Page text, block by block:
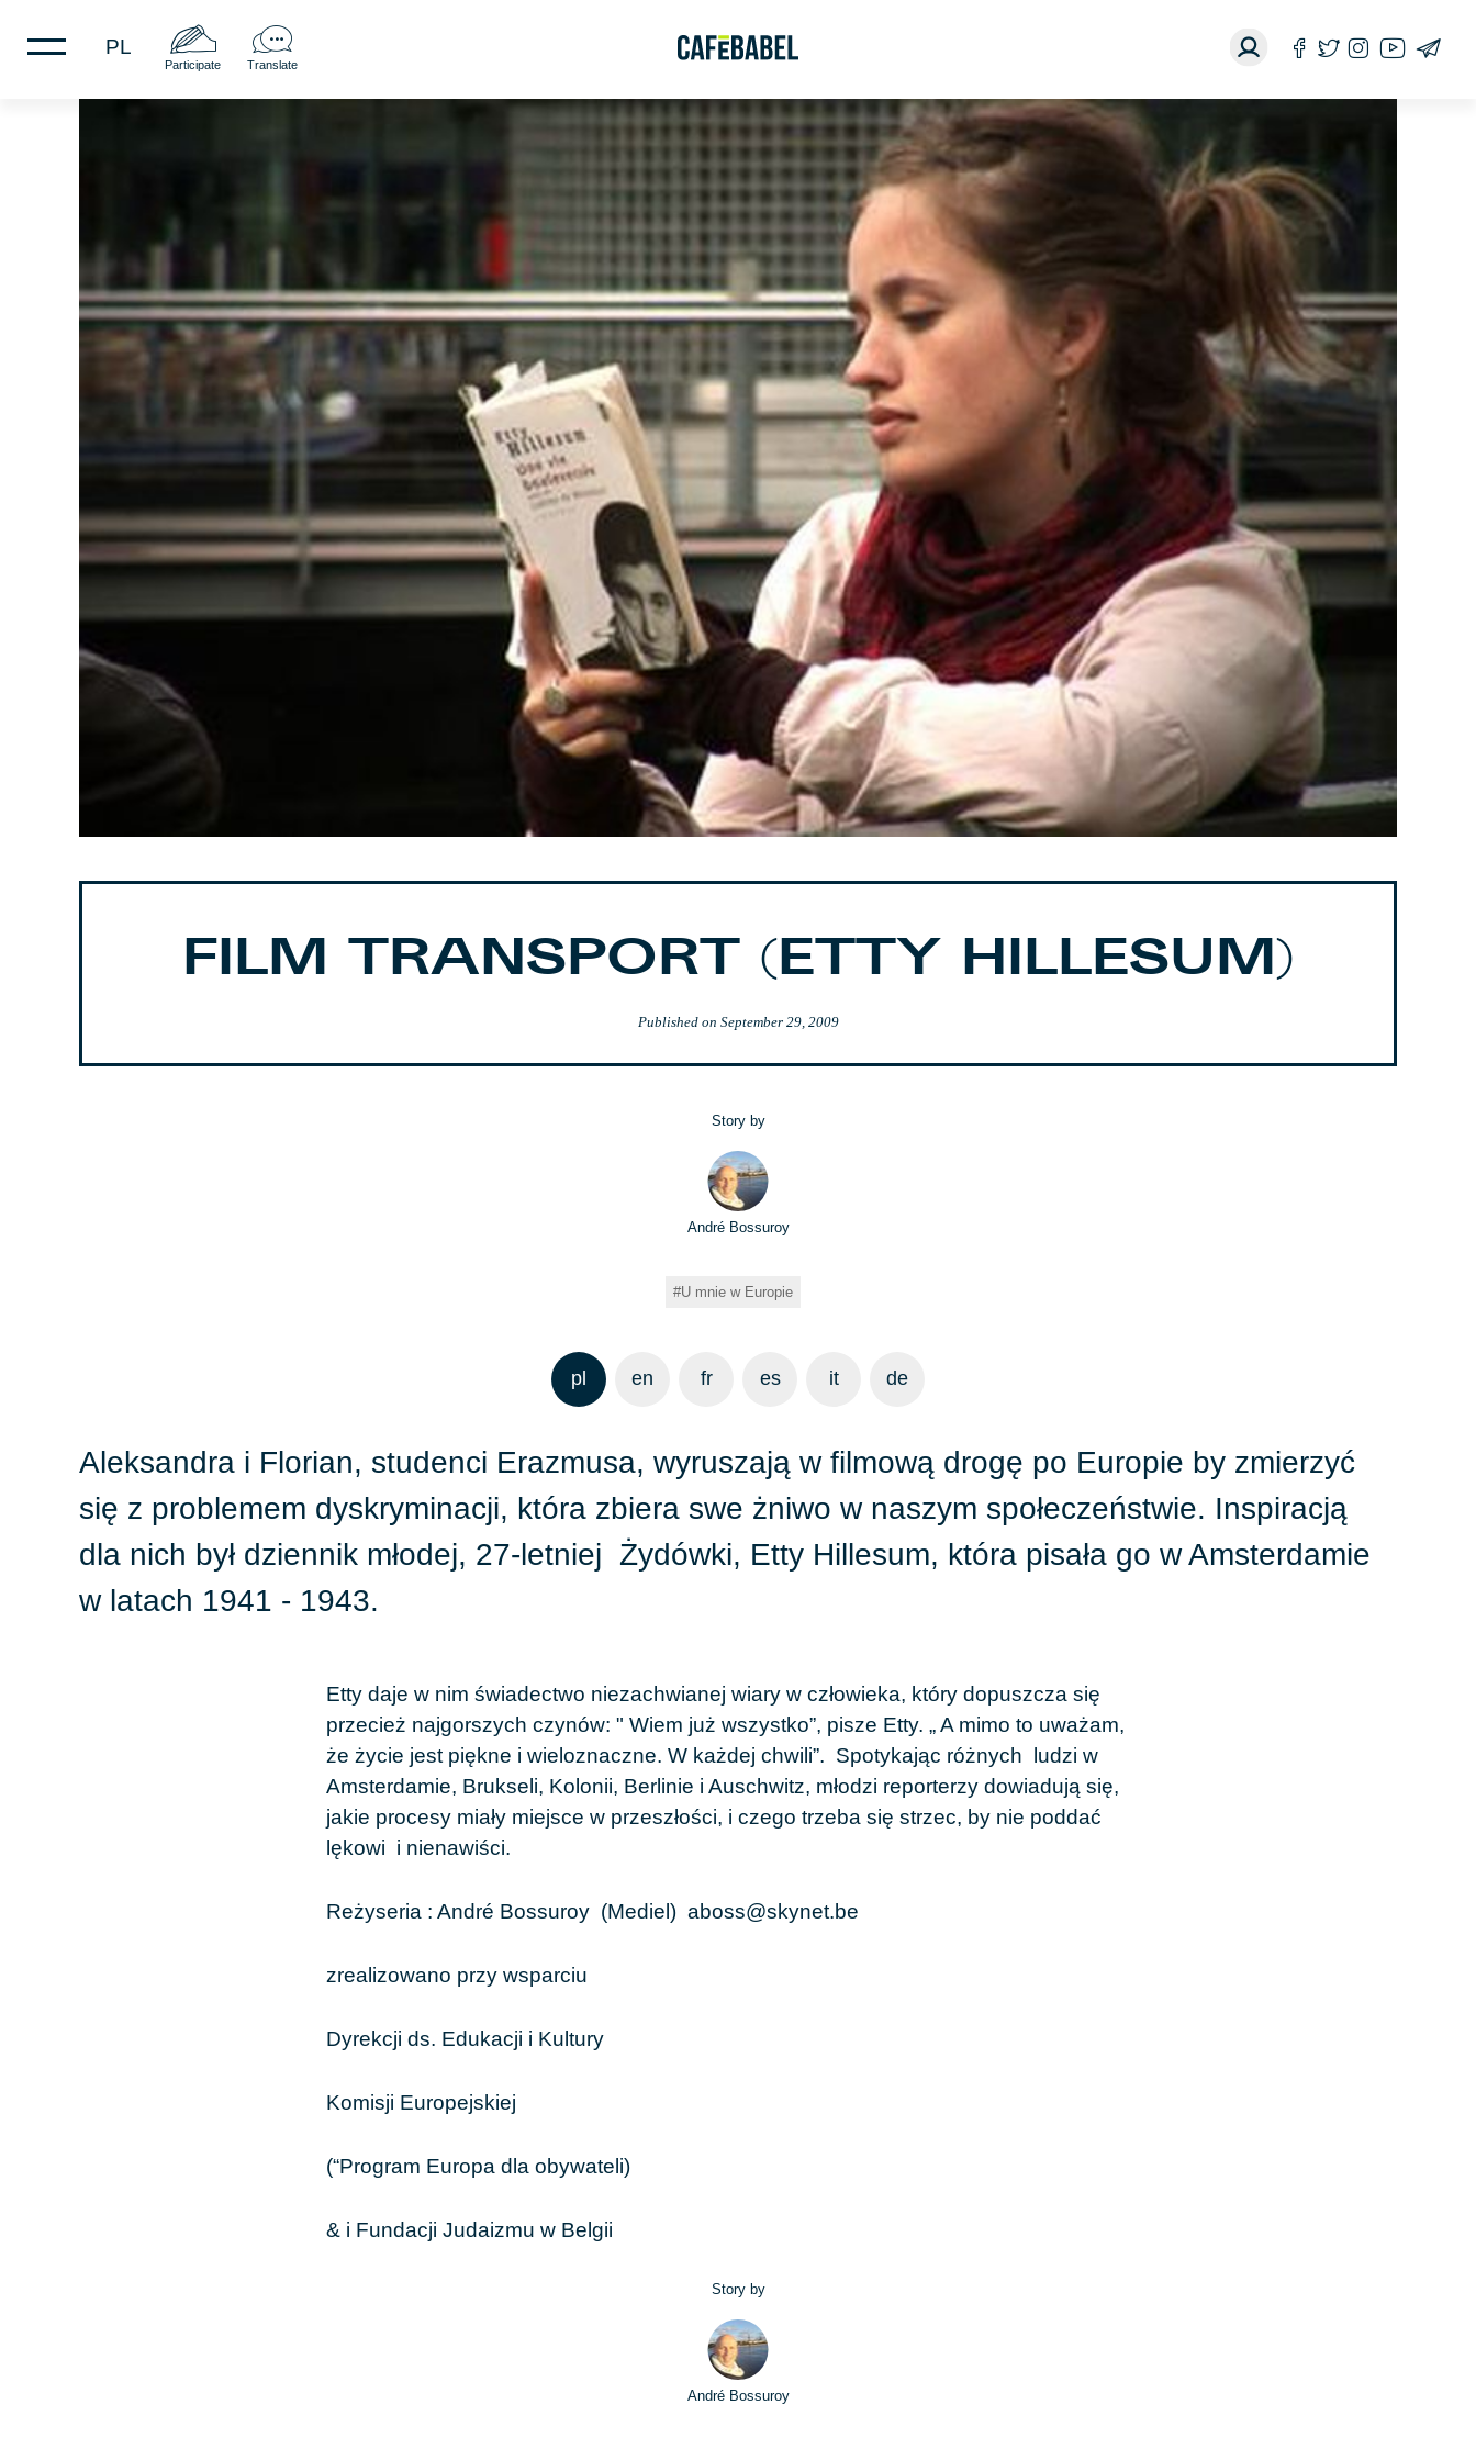
Participate Translate
PL
FILM TRANSPORT (ETTY HILLESUM)
Published on September 29, 2009
Story by
André Bossuroy
U mnie w Europie
pl en fr es it de
Aleksandra i Florian, studenci Erazmusa, wyruszają w filmową drogę po Europie by zmierzyć
się z problemem dyskryminacji, która zbiera swe żniwo w naszym społeczeństwie. Inspiracją
dla nich był dziennik młodej, 27-letniej Żydówki, Etty Hillesum, która pisała go w Amsterdamie
w latach 1941 - 1943.
Etty daje w nim świadectwo niezachwianej wiary w człowieka, który dopuszcza się
przecież najgorszych czynów: " Wiem już wszystko”, pisze Etty. „ A mimo to uważam,
że życie jest piękne i wieloznaczne. W każdej chwili”. Spotykając różnych ludzi w
Amsterdamie, Brukseli, Kolonii, Berlinie i Auschwitz, młodzi reporterzy dowiadują się,
jakie procesy miały miejsce w przeszłości, i czego trzeba się strzec, by nie poddać
lękowi i nienawiści.
Reżyseria : André Bossuroy (Mediel) aboss@skynet.be
zrealizowano przy wsparciu
Dyrekcji ds. Edukacji i Kultury
Komisji Europejskiej
(“Program Europa dla obywateli)
& i Fundacji Judaizmu w Belgii
Story by
André Bossuroy